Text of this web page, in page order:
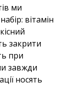
ми
вітамін
закрити
при
завжди
носять